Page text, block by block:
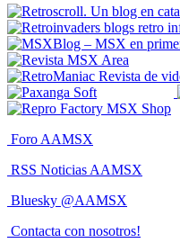
Foro AAMSX
RSS Noticias AAMSX
Bluesky @AAMSX
Contacta con nosotros!